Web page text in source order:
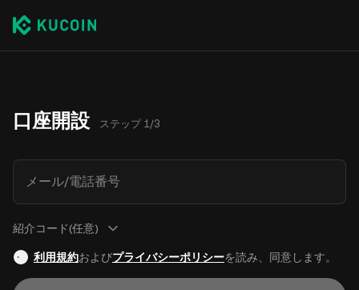
口座開設 ステップ 1/3
メール/電話番号
紹介コード(任意)
利用規約およびプライバシーポリシーを読み、同意します。